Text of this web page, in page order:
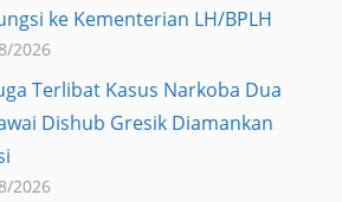
ke Kementerian LH/BPLH
2026
Terlibat Kasus Narkoba Dua
Dishub Gresik Diamankan
2026